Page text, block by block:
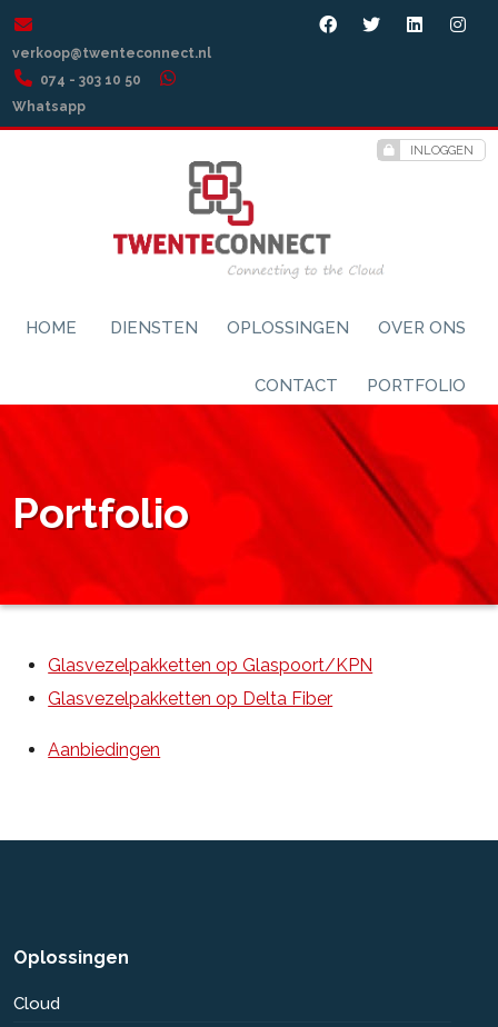
verkoop@twenteconnect.nl
074 - 303 10 50
Whatsapp
INLOGGEN
HOME DIENSTEN OPLOSSINGEN OVER ONS
CONTACT PORTFOLIO
Portfolio
Glasvezelpakketten op Glaspoort/KPN
Glasvezelpakketten op Delta Fiber
Aanbiedingen
Oplossingen
Cloud